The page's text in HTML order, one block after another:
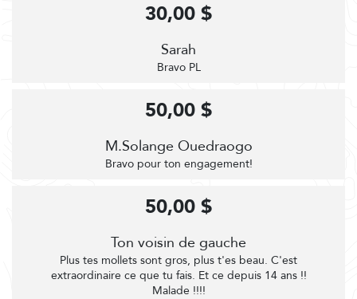
Sarah
Bravo PL
30,00 $
M.Solange Ouedraogo
Bravo pour ton engagement!
50,00 $
Ton voisin de gauche
Plus tes mollets sont gros, plus t'es beau. C'est
extraordinaire ce que tu fais. Et ce depuis 14 ans !!
Malade !!!!
50,00 $